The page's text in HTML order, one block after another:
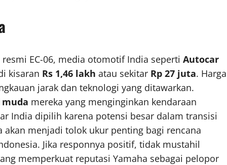
EC-06, media otomotif India seperti Autocar
kisaran Rs 1,46 lakh atau sekitar Rp 27 juta. Harga
jarak dan teknologi yang ditawarkan.
mereka yang menginginkan kendaraan
India dipilih karena potensi besar dalam transisi
akan menjadi tolok ukur penting bagi rencana
Jika responnya positif, tidak mustahil
memperkuat reputasi Yamaha sebagai pelopor